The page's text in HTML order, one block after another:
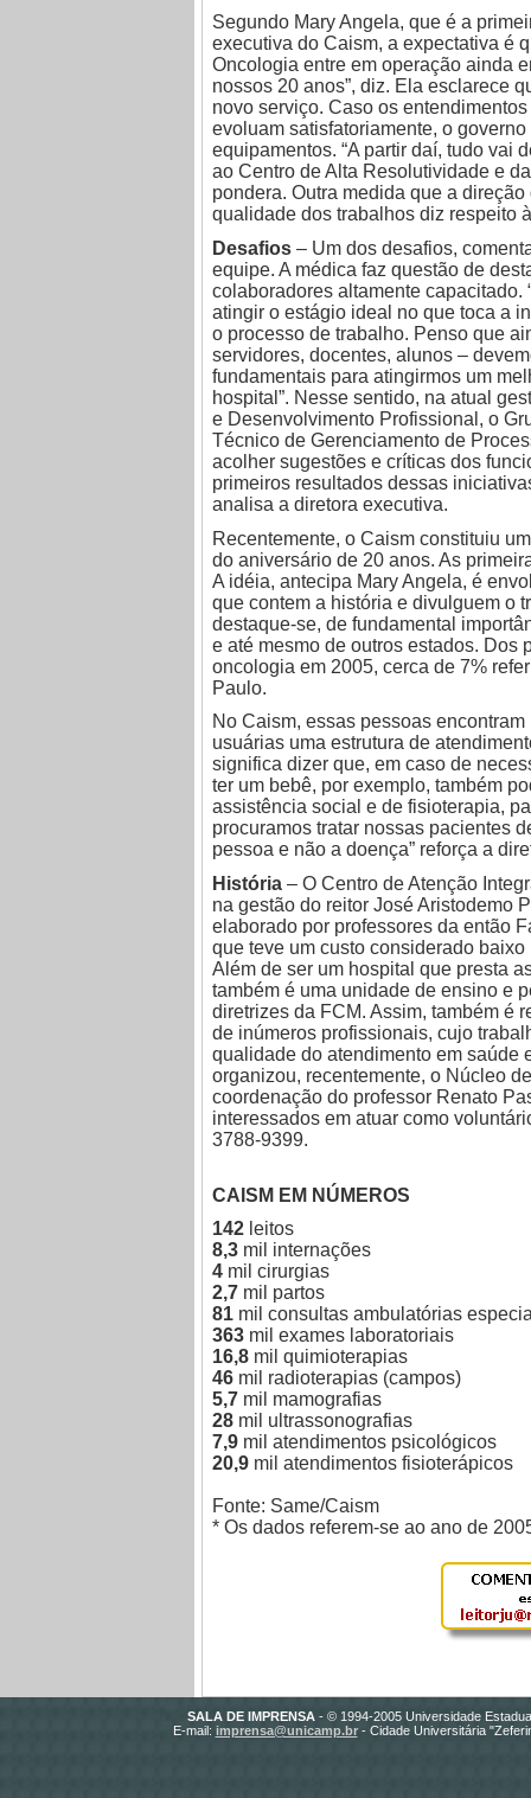
Segundo Mary Angela, que é a
executiva do Caism, a expectativa é
Oncologia entre em operação ainda
nossos 20 anos”, diz. Ela esclarece
novo serviço. Caso os
evoluam satisfatoriamente, o
equipamentos. “A partir daí, tudo vai
ao Centro de Alta Resolutividade e
pondera. Outra medida que a
qualidade dos trabalhos diz respeito
Desafios – Um dos desafios,
equipe. A médica faz questão de
colaboradores altamente capacitado.
atingir o estágio ideal no que toca a
o processo de trabalho. Penso que
servidores, docentes, alunos –
fundamentais para atingirmos um
hospital”. Nesse sentido, na atual
e Desenvolvimento Profissional, o
Técnico de Gerenciamento de
acolher sugestões e críticas dos
primeiros resultados dessas
analisa a diretora executiva.
Recentemente, o Caism constituiu
do aniversário de 20 anos. As
A idéia, antecipa Mary Angela, é
que contem a história e divulguem o
destaque-se, de fundamental
e até mesmo de outros estados. Dos
oncologia em 2005, cerca de 7%
Paulo.
No Caism, essas pessoas
usuárias uma estrutura de
significa dizer que, em caso de
ter um bebê, por exemplo, também
assistência social e de fisioterapia,
procuramos tratar nossas pacientes
pessoa e não a doença” reforça a
História – O Centro de Atenção
na gestão do reitor José Aristodemo
elaborado por professores da então
que teve um custo considerado
Além de ser um hospital que presta
também é uma unidade de ensino e
diretrizes da FCM. Assim, também é
de inúmeros profissionais, cujo
qualidade do atendimento em saúde
organizou, recentemente, o Núcleo
coordenação do professor Renato
interessados em atuar como
3788-9399.
CAISM EM NÚMEROS
142 leitos
8,3 mil internações
4 mil cirurgias
2,7 mil partos
81 mil consultas ambulatórias
363 mil exames laboratoriais
16,8 mil quimioterapias
46 mil radioterapias (campos)
5,7 mil mamografias
28 mil ultrassonografias
7,9 mil atendimentos psicológicos
20,9 mil atendimentos fisioterápicos
Fonte: Same/Caism
* Os dados referem-se ao ano de
SALA DE IMPRENSA- © 1994-2005 Universidade
E-mail: imprensa@unicamp.br- Cidade Universitária